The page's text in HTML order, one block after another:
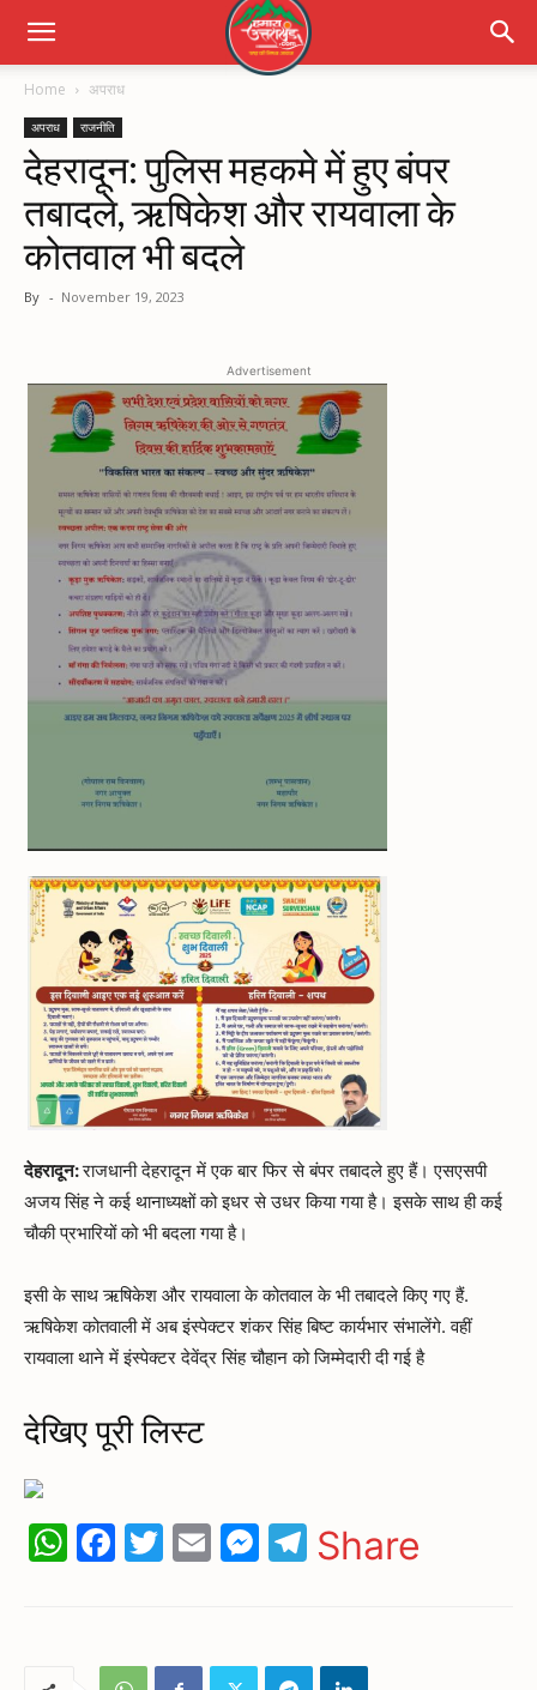
Home अपराध
अपराध राजनीति
देहरादून: पुलिस महकमे में हुए बंपर
तबादले, ऋषिकेश और रायवाला के
कोतवाल भी बदले
By - November 19, 2023
Advertisement
देहरादून:राजधानी देहरादून में एक बार फिर से बंपर तबादले हुए हैं। एसएसपी
अजय सिंह ने कई थानाध्यक्षों को इधर से उधर किया गया है। इसके साथ ही कई
चौकी प्रभारियों को भी बदला गया है।
इसी के साथ ऋषिकेश और रायवाला के कोतवाल के भी तबादले किए गए हैं.
ऋषिकेश कोतवाली में अब इंस्पेक्टर शंकर सिंह बिष्ट कार्यभार संभालेंगे. वहीं
रायवाला थाने में इंस्पेक्टर देवेंद्र सिंह चौहान को जिम्मेदारी दी गई है
देखिए पूरी लिस्ट
WhatsApp
Facebook
Twitter
EmailMessenger
Telegram
Share